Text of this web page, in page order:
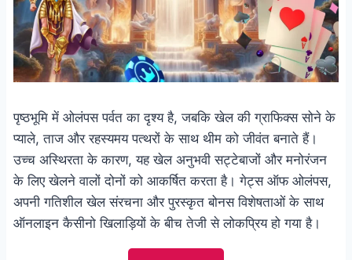
पृष्ठभूमि में ओलंपस पर्वत का दृश्य है, जबकि खेल की ग्राफिक्स सोने के
प्याले, ताज और रहस्यमय पत्थरों के साथ थीम को जीवंत बनाते हैं।
उच्च अस्थिरता के कारण, यह खेल अनुभवी सट्टेबाजों और मनोरंजन
के लिए खेलने वालों दोनों को आकर्षित करता है। गेट्स ऑफ ओलंपस,
अपनी गतिशील खेल संरचना और पुरस्कृत बोनस विशेषताओं के साथ
ऑनलाइन कैसीनो खिलाड़ियों के बीच तेजी से लोकप्रिय हो गया है।